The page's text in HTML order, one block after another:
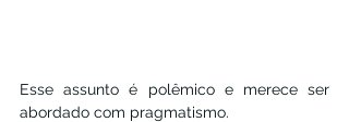
Esse assunto é polêmico e merece ser
abordado com pragmatismo.